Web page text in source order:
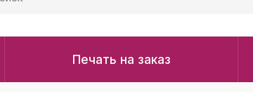
Печать на заказ